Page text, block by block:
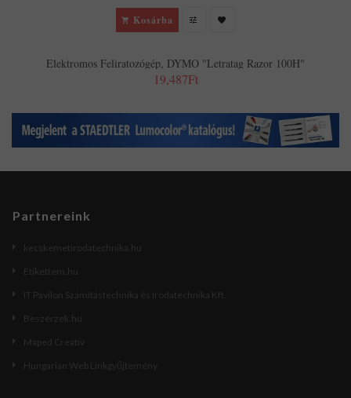
Kosárba
Elektromos Feliratozógép, DYMO "Letratag Razor 100H"
19,487Ft
Partnereink
kecskemetirodatechnika.hu
Etikettem.hu
IT Pavilon Számítástechnika és Irodatechnika Kft.
Beszerzek.hu
Maped Creativ
Hungarian Web Linkgyűjtemény